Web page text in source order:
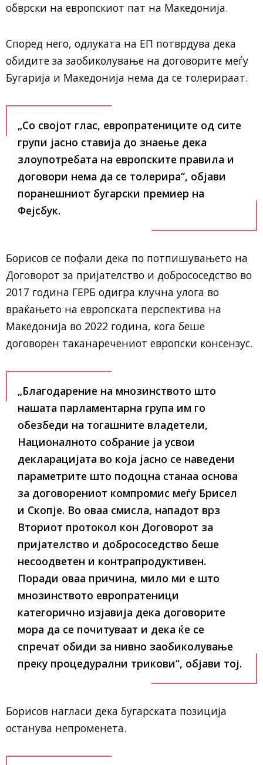
обврски на европскиот пат на Македонија.
Според него, одлуката на ЕП потврдува дека
обидите за заобиколување на договорите меѓу
Бугарија и Македонија нема да се толерираат.
„Со својот глас, европратениците од сите
групи јасно ставија до знаење дека
злоупотребата на европските правила и
договори нема да се толерира“, објави
поранешниот бугарски премиер на
Фејсбук.
Борисов се пофали дека по потпишувањето на
Договорот за пријателство и добрососедство во
2017 година ГЕРБ одигра клучна улога во
враќањето на европската перспектива на
Македонија во 2022 година, кога беше
договорен таканаречениот европски консензус.
„Благодарение на мнозинството што
нашата парламентарна група им го
обезбеди на тогашните владетели,
Националното собрание ја усвои
декларацијата во која јасно се наведени
параметрите што подоцна станаа основа
за договорениот компромис меѓу Брисел
и Скопје. Во оваа смисла, нападот врз
Вториот протокол кон Договорот за
пријателство и добрососедство беше
несоодветен и контрапродуктивен.
Поради оваа причина, мило ми е што
мнозинството европратеници
категорично изјавија дека договорите
мора да се почитуваат и дека ќе се
спречат обиди за нивно заобиколување
преку процедурални трикови“, објави тој.
Борисов нагласи дека бугарската позиција
останува непроменета.